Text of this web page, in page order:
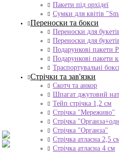
Пакети під орхідеї
Сумки для квітів
Переноски та бокси
Переноски для
Переноски для
Подарункові пакети
Подарункові пакети
Траспортувальні
Стрічки та зав'язки
Скотч та анкор
Шпагат джутовий
Тейп стрічка 1,2 см
Стрічка "Мереживо"
Стрічка
Стрічка "Органза"
Стрічка атласна 2,5
Стрічка атласна 4 см